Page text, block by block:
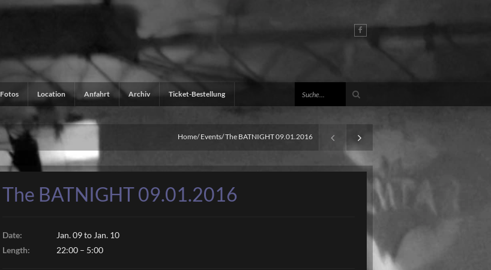
Fotos Location Anfahrt Archiv Ticket-Bestellung
Home Events The BATNIGHT 09.01.2016
The BATNIGHT 09.01.2016
Date:
Jan. 09 to Jan. 10
Length:
22:00 – 5:00